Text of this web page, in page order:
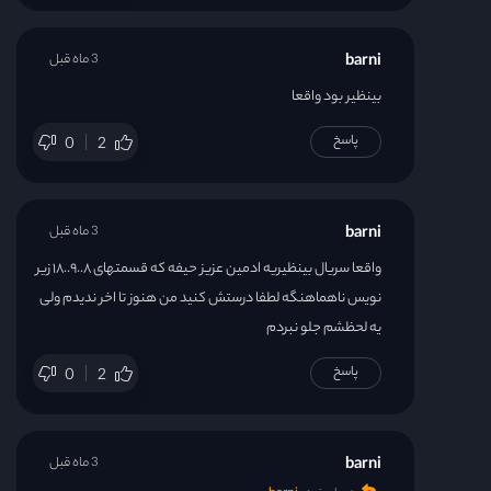
قسمت 33
قسمت 37
barni
بینظیر بود واقعا
0 2
3 ماه قبل
پاسخ
barni
واقعا سریال بینظیریه ادمین عزیز حیفه که قسمتهای ۸..۹..۱۸ زیر
نویس ناهماهنگه لطفا درستش کنید من هنوز تا اخر ندیدم ولی
یه لحظشم جلو نبردم
0 2
3 ماه قبل
پاسخ
barni 3 ماه قبل